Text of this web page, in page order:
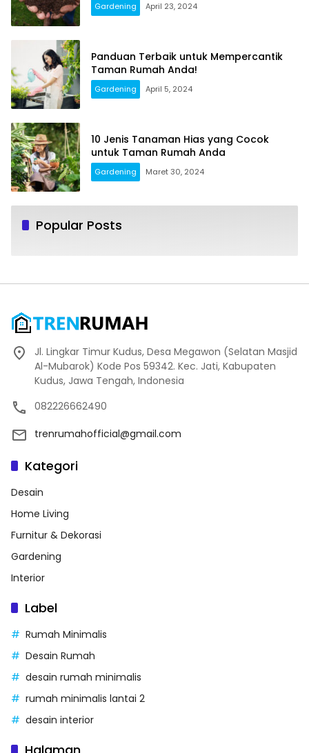
Gardening April 23, 2024
Panduan Terbaik untuk Mempercantik
Taman Rumah Anda!
Gardening April 5, 2024
10 Jenis Tanaman Hias yang Cocok
untuk Taman Rumah Anda
Gardening Maret 30, 2024
Popular Posts
Jl. Lingkar Timur Kudus, Desa Megawon (Selatan Masjid
Al-Mubarok) Kode Pos 59342. Kec. Jati, Kabupaten
Kudus, Jawa Tengah, Indonesia
082226662490
trenrumahofficial@gmail.com
Kategori
Desain
Home Living
Furnitur & Dekorasi
Gardening
Interior
Label
Rumah Minimalis
Desain Rumah
desain rumah minimalis
rumah minimalis lantai 2
desain interior